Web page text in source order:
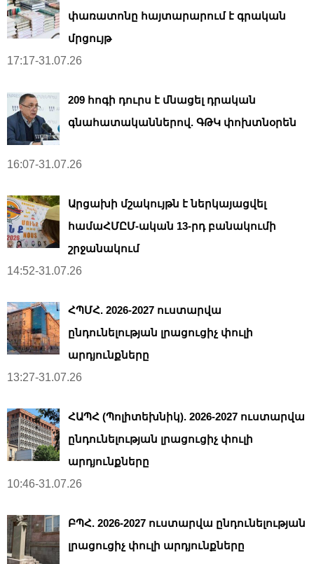
փառատոնը հայտարարում է գրական
մրցույթ
17:17-31.07.26
209 հոգի դուրս է մնացել դրական
գնահատականներով. ԳԹԿ փոխտնօրեն
16:07-31.07.26
Արցախի մշակույթն է ներկայացվել
համաՀՄԸՄ-ական 13-րդ բանակումի
շրջանակում
14:52-31.07.26
ՀՊՄՀ. 2026-2027 ուստարվա
ընդունելության լրացուցիչ փուլի
արդյունքները
13:27-31.07.26
ՀԱՊՀ (Պոլիտեխնիկ). 2026-2027 ուստարվա
ընդունելության լրացուցիչ փուլի
արդյունքները
10:46-31.07.26
ԲՊՀ. 2026-2027 ուստարվա ընդունելության
լրացուցիչ փուլի արդյունքները